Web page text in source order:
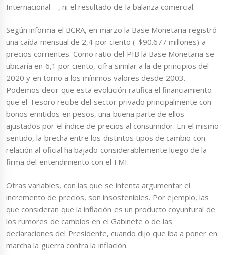
Internacional—, ni el resultado de la balanza comercial.
Según informa el BCRA, en marzo la Base Monetaria registró
una caída mensual de 2,4 por ciento (-$90.677 millones) a
precios corrientes. Como ratio del PIB la Base Monetaria se
ubicaría en 6,1 por ciento, cifra similar a la de principios del
2020 y en torno a los mínimos valores desde 2003.
Podemos decir que esta evolución ratifica el financiamiento
que el Tesoro recibe del sector privado principalmente con
bonos emitidos en pesos, una buena parte de ellos
ajustados por el índice de precios al consumidor. En el mismo
sentido, la brecha entre los distintos tipos de cambio con
relación al oficial ha bajado considerablemente luego de la
firma del entendimiento con el FMI.
Otras variables, con las que se intenta argumentar el
incremento de precios, son insostenibles. Por ejemplo, las
que consideran que la inflación es un producto coyuntural de
los rumores de cambios en el Gabinete o de las
declaraciones del Presidente, cuando dijo que iba a poner en
marcha la guerra contra la inflación.